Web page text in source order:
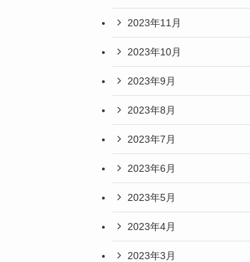
2023年11月
2023年10月
2023年9月
2023年8月
2023年7月
2023年6月
2023年5月
2023年4月
2023年3月